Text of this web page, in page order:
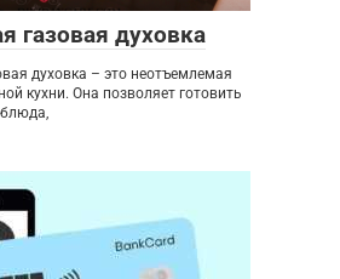
газовая духовка
духовка – это неотъемлемая
кухни. Она позволяет готовить